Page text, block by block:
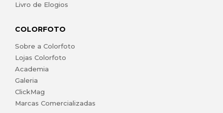
Livro de Elogios
COLORFOTO
Sobre a Colorfoto
Lojas Colorfoto
Academia
Galeria
ClickMag
Marcas Comercializadas